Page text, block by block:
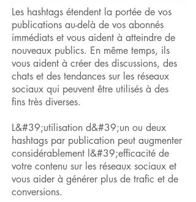
Les hashtags étendent la portée de vos
publications au-delà de vos abonnés
immédiats et vous aident à atteindre de
nouveaux publics. En même temps, ils
vous aident à créer des discussions, des
chats et des tendances sur les réseaux
sociaux qui peuvent être utilisés à des
fins très diverses.
L&#39;utilisation d&#39;un ou deux
hashtags par publication peut augmenter
considérablement l&#39;efficacité de
votre contenu sur les réseaux sociaux et
vous aider à générer plus de trafic et de
conversions.